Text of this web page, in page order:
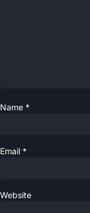
Name *
Email *
Website